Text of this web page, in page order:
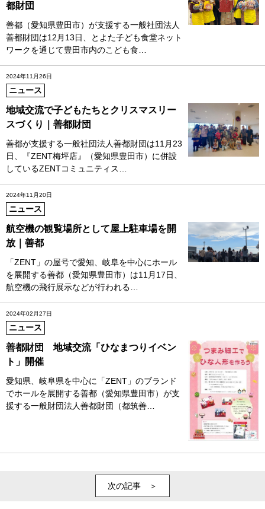
都財団
善都（愛知県豊田市）が支援する一般社団法人
善都財団は12月13日、とよた子ども食堂ネット
ワークを通じて豊田市内のこども食…
2024年11月26日
ニュース
地域交流で子どもたちとクリスマスリー
スづくり｜善都財団
善都が支援する一般社団法人善都財団は11月23
日、『ZENT梅坪店』（愛知県豊田市）に併設
しているZENTコミュニティス…
2024年11月20日
ニュース
航空機の観覧場所として屋上駐車場を開
放｜善都
「ZENT」の屋号で愛知、岐阜を中心にホール
を展開する善都（愛知県豊田市）は11月17日、
航空機の飛行展示などが行われる…
2024年02月27日
ニュース
善都財団 地域交流「ひなまつりイベン
ト」開催
愛知県、岐阜県を中心に「ZENT」のブランド
でホールを展開する善都（愛知県豊田市）が支
援する一般財団法人善都財団（都筑善…
次の記事 ＞